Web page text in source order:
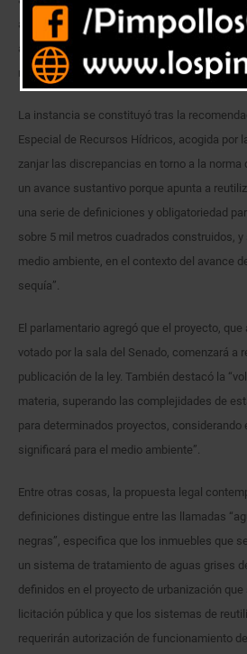
ambas cámaras en torno a la iniciativa, que
aborda materias relacionadas con las
requerimientos y costos de instalación.
La instancia se constituyó tras la
Especial de Recursos Hídricos, acogida por
zanjar las discrepancias en torno a la norma
un avance sustantivo porque apunta a
una serie de definiciones y obligatoriedad
sobre 5 mil metros cuadrados construidos, y
medio ambiente, en el contexto del avance
sequía”.
El parlamentario agregó que el proyecto,
votado por la sala del Senado, comenzará a
publicación de la ley. También destacó la
materia, superando las complejidades de
para determinados proyectos, considerando
significará para el medio ambiente”.
Entre otras cosas, la propuesta legal
definiciones distingue entre las llamadas
negras”, especifica que los inmuebles que
un sistema de tratamiento de aguas grises
definidos en el proyecto de urbanización que
licitación pública y que los sistemas de
requerirán autorización de funcionamiento